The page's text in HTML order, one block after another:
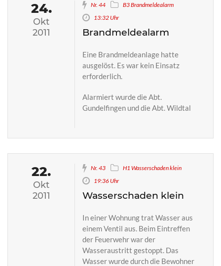
24.
Okt
2011
Nr. 44
B3 Brandmeldealarm
13:32 Uhr
Brandmeldealarm
Eine Brandmeldeanlage hatte
ausgelöst. Es war kein Einsatz
erforderlich.
Alarmiert wurde die Abt.
Gundelfingen und die Abt. Wildtal
22.
Okt
2011
Nr. 43
H1 Wasserschaden klein
19:36 Uhr
Wasserschaden klein
In einer Wohnung trat Wasser aus
einem Ventil aus. Beim Eintreffen
der Feuerwehr war der
Wasseraustritt gestoppt. Das
Wasser wurde durch die Bewohner